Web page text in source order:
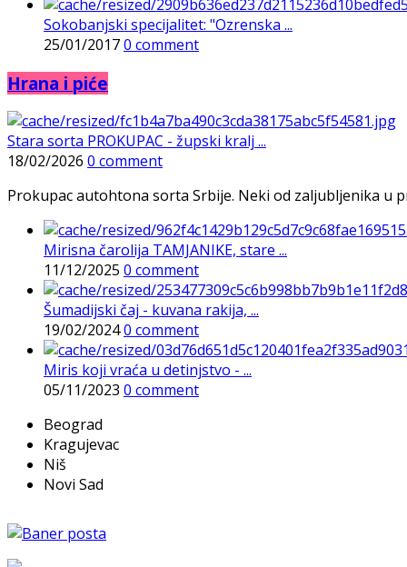
Sokobanjski specijalitet: "Ozrenska ...
25/01/20170 comment
Hrana i piće
Stara sorta PROKUPAC - župski kralj ...
18/02/2026 0 comment
Prokupac autohtona sorta Srbije. Neki od zaljubljenika u
Mirisna čarolija TAMJANIKE, stare ...
11/12/2025 0 comment
Šumadijski čaj - kuvana rakija, ...
19/02/20240 comment
Miris koji vraća u detinjstvo - ...
05/11/2023 0 comment
Beograd
Kragujevac
Niš
Novi Sad